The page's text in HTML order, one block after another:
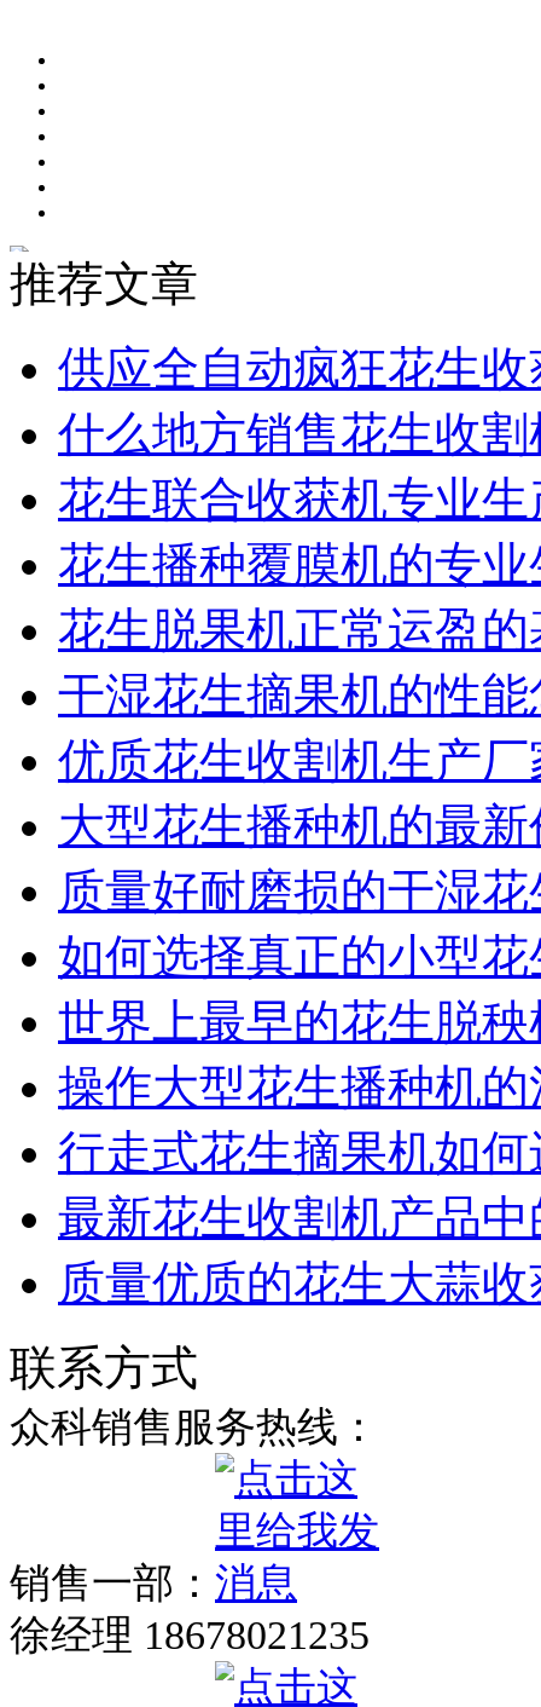
推荐文章
供应全自动疯狂花生收
什么地方销售花生收
花生联合收获机专业
花生播种覆膜机的专
花生脱果机正常运盈
干湿花生摘果机的性
优质花生收割机生产厂
大型花生播种机的最新
质量好耐磨损的干湿
如何选择真正的小型
世界上最早的花生脱
操作大型花生播种机
行走式花生摘果机如
最新花生收割机产品
质量优质的花生大蒜
联系方式
众科销售服务热线：
销售一部：
徐经理 18678021235